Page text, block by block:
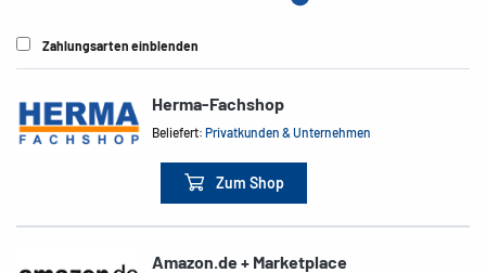
Zahlungsarten einblenden
Herma-Fachshop
Beliefert:Privatkunden & Unternehmen
Zum Shop
Amazon.de + Marketplace